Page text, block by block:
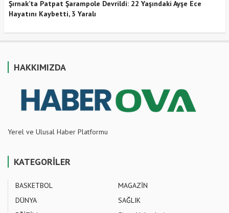
Şırnak’ta Patpat Şarampole Devrildi: 22 Yaşındaki Ayşe Ece
Hayatını Kaybetti, 3 Yaralı
HAKKIMIZDA
Yerel ve Ulusal Haber Platformu
KATEGORİLER
BASKETBOL
DÜNYA
MAGAZİN
SAĞLIK